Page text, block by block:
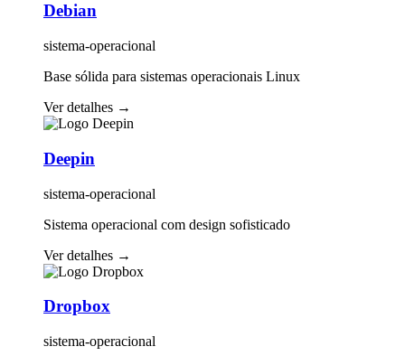
Debian
sistema-operacional
Base sólida para sistemas operacionais Linux
Ver detalhes →
Deepin
sistema-operacional
Sistema operacional com design sofisticado
Ver detalhes →
Dropbox
sistema-operacional